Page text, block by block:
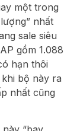
một trong
nhất
sale siêu
gồm 1.088
hạn thôi
bộ này ra
nhất cũng